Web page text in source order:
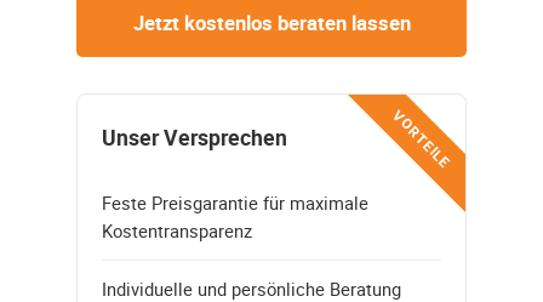
Jetzt kostenlos beraten lassen
VORTEILE
Unser Versprechen
Feste Preisgarantie für maximale
Kostentransparenz
Individuelle und persönliche Beratung